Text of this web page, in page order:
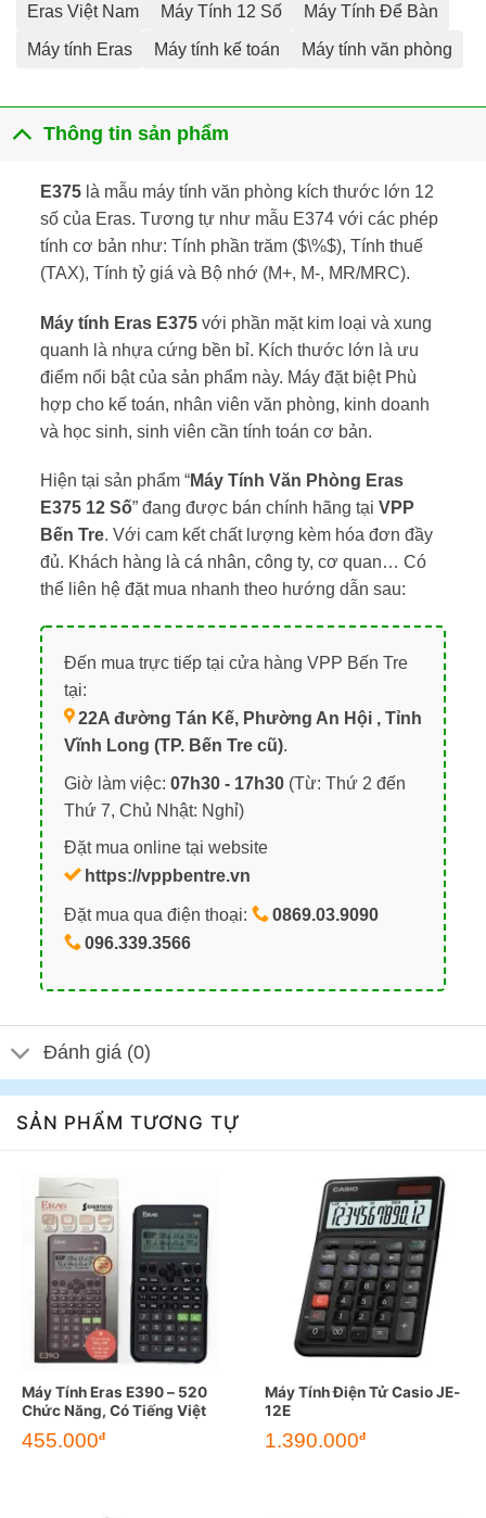
Eras Việt Nam Máy Tính 12 Số Máy Tính Để Bàn
Máy tính Eras Máy tính kế toán Máy tính văn phòng
Thông tin sản phẩm
E375là mẫu máy tính văn phòng kích thước lớn 12
số của Eras. Tương tự như mẫu E374với các phép
tính cơ bản như: Tính phần trăm ($\%$), Tính thuế
(TAX), Tính tỷ giá và Bộ nhớ (M+, M-, MR/MRC).
Máy tính Eras E375với phần mặt kim loại và xung
quanh là nhựa cứng bền bỉ. Kích thước lớn là ưu
điểm nổi bật của sản phẩm này. Máy đặt biệt Phù
hợp cho kế toán, nhân viên văn phòng, kinh doanh
và học sinh, sinh viên cần tính toán cơ bản.
Hiện tại sản phẩm “Máy Tính Văn Phòng Eras
E375 12 Số” đang được bán chính hãng tại VPP
Bến Tre. Với cam kết chất lượng kèm hóa đơn đầy
đủ. Khách hàng là cá nhân, công ty, cơ quan… Có
thể liên hệ đặt mua nhanh theo hướng dẫn sau:
Đến mua trực tiếp tại cửa hàng VPP Bến Tre
tại:
22A đường Tán Kế, Phường An Hội , Tỉnh
Vĩnh Long (TP. Bến Tre cũ).
Giờ làm việc: 07h30 - 17h30(Từ: Thứ 2 đến
Thứ 7, Chủ Nhật: Nghỉ)
Đặt mua online tại website
https://vppbentre.vn
Đặt mua qua điện thoại:
0869.03.9090
096.339.3566
Đánh giá (0)
SẢN PHẨM TƯƠNG TỰ
Máy Tính Eras E390 – 520
Chức Năng, Có Tiếng Việt
455.000đ
Máy Tính Điện Tử Casio JE-
12E
1.390.000đ